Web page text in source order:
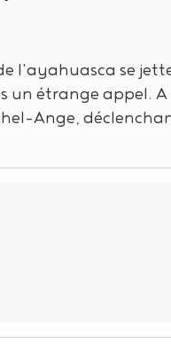
l'ayahuasca se
un étrange appel.
Ange,